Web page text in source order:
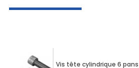
Vis tête cylindrique 6 pans